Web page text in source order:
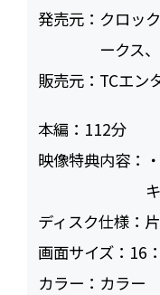
発売元： クロッ
ークス
販売元： TCエン
本編： 112
映像特典内容：
ディスク仕様：
画面サイズ： 16
カラー： カラー